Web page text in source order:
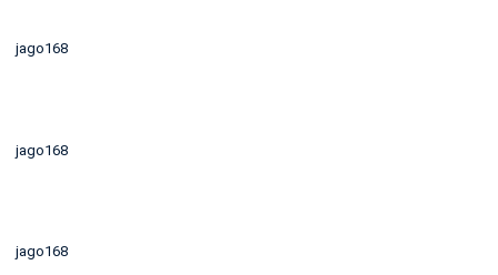
jago168
jago168
jago168